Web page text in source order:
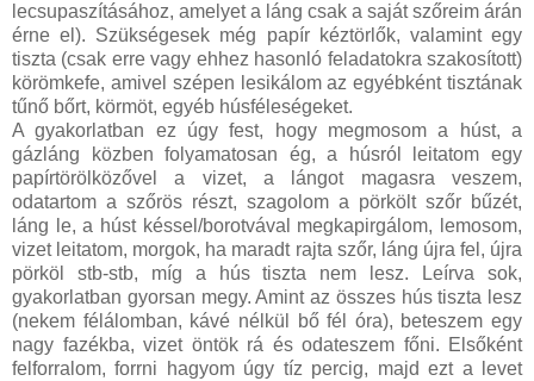
lecsupaszításához, amelyet a láng csak a saját szőreim árán
érne el). Szükségesek még papír kéztörlők, valamint egy
tiszta (csak erre vagy ehhez hasonló feladatokra szakosított)
körömkefe, amivel szépen lesikálom az egyébként tisztának
tűnő bőrt, körmöt, egyéb húsféleségeket.
A gyakorlatban ez úgy fest, hogy megmosom a húst, a
gázláng közben folyamatosan ég, a húsról leitatom egy
papírtörölközővel a vizet, a lángot magasra veszem,
odatartom a szőrös részt, szagolom a pörkölt szőr bűzét,
láng le, a húst késsel/borotvával megkapirgálom, lemosom,
vizet leitatom, morgok, ha maradt rajta szőr, láng újra fel, újra
pörköl stb-stb, míg a hús tiszta nem lesz. Leírva sok,
gyakorlatban gyorsan megy. Amint az összes hús tiszta lesz
(nekem félálomban, kávé nélkül bő fél óra), beteszem egy
nagy fazékba, vizet öntök rá és odateszem főni. Elsőként
felforralom, forrni hagyom úgy tíz percig, majd ezt a levet